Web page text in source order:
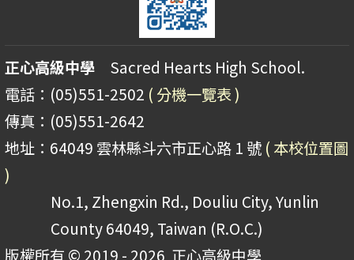
正心高級中學 Sacred Hearts High School.
電話：(05)551-2502 ( 分機一覽表 )
傳真：(05)551-2642
地址：64049 雲林縣斗六市正心路 1 號 ( 本校位置圖
)
No.1, Zhengxin Rd., Douliu City, Yunlin
County 64049, Taiwan (R.O.C.)
版權所有 © 2019 - 2026 正心高級中學